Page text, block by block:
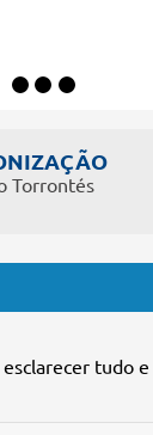
Torrontés
tudo